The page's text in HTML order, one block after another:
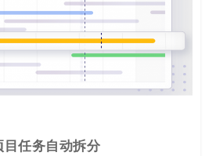
任务自动拆分